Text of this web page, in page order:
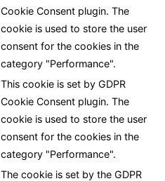
Cookie Consent plugin. The
cookie is used to store the user
consent for the cookies in the
category "Performance".
This cookie is set by GDPR
Cookie Consent plugin. The
cookie is used to store the user
consent for the cookies in the
category "Performance".
The cookie is set by the GDPR